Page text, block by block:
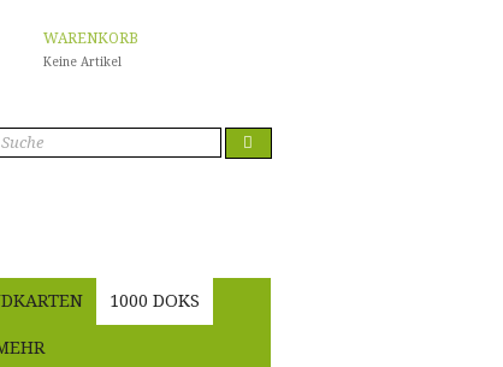
WARENKORB
Keine Artikel
1000 DOKS